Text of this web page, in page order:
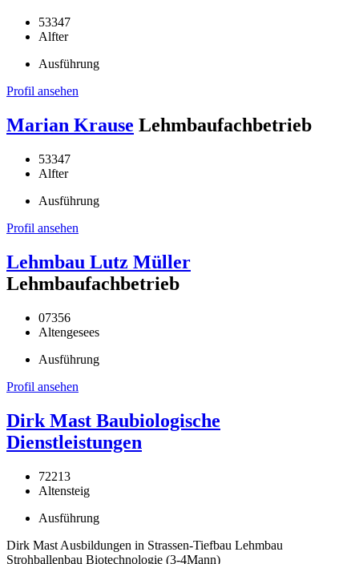
53347
Alfter
Ausführung
Profil ansehen
Marian Krause Lehmbaufachbetrieb
53347
Alfter
Ausführung
Profil ansehen
Lehmbau Lutz Müller
Lehmbaufachbetrieb
07356
Altengesees
Ausführung
Profil ansehen
Dirk Mast Baubiologische
Dienstleistungen
72213
Altensteig
Ausführung
Dirk Mast Ausbildungen in Strassen-Tiefbau Lehmbau
Strohballenbau Biotechnologie (3-4Mann)